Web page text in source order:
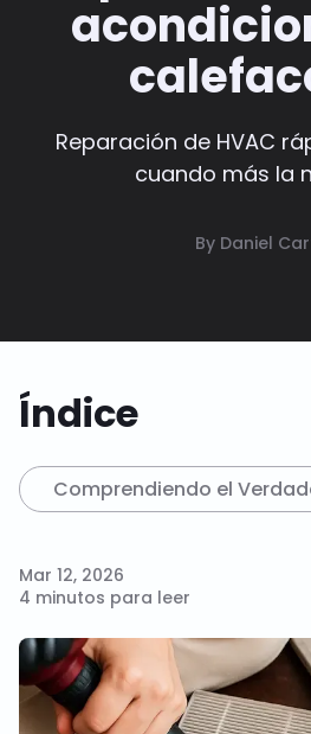
Reparación de HVAC
cuando más la
By Daniel
Índice
Comprendiendo el
Mar 12, 2026
4 minutos para leer